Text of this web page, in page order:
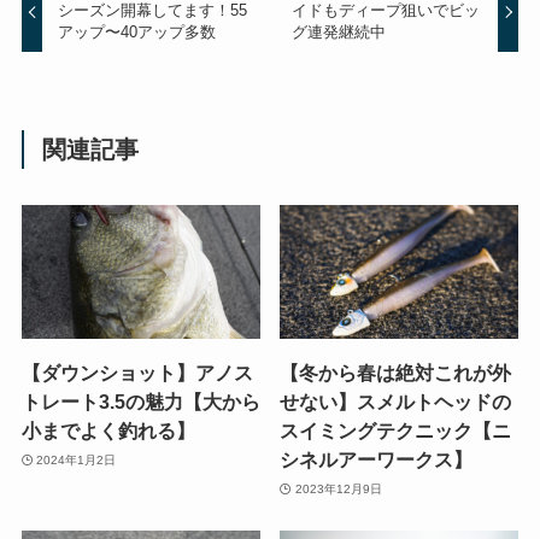
シーズン開幕してます！55
アップ〜40アップ多数
イドもディープ狙いでビッ
グ連発継続中
関連記事
【ダウンショット】アノス
トレート3.5の魅力【大から
小までよく釣れる】
2024年1月2日
【冬から春は絶対これが外
せない】スメルトヘッドの
スイミングテクニック【ニ
シネルアーワークス】
2023年12月9日